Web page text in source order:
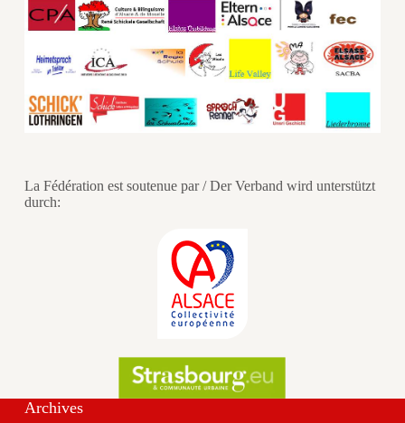
La Fédération est soutenue par / Der Verband wird unterstützt
durch:
Archives